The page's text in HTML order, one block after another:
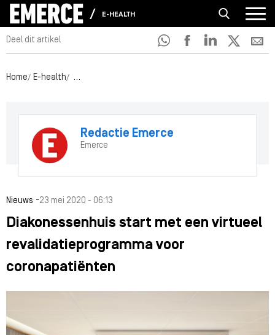
E-HEALTH
Deel dit artikel
Home E-health Diakonessenhuis start met een virtueel
Redactie Emerce
Emerce
Nieuws -23 mei 2020 - 06:13
Diakonessenhuis start met een virtueel
revalidatieprogramma voor
coronapatiënten